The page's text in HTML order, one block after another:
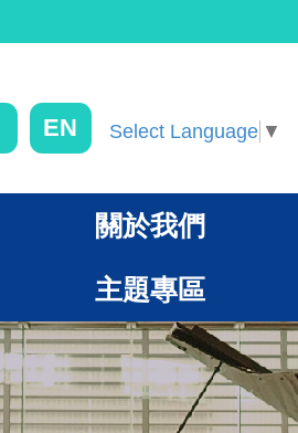
EN Select Language ▼
關於我們
主題專區